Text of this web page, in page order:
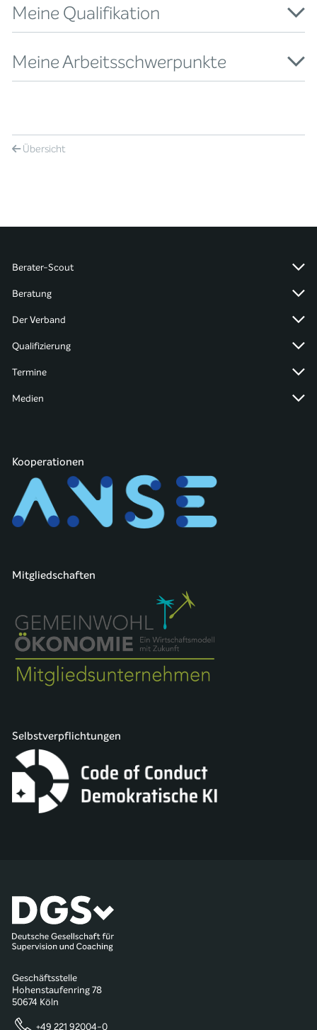
Meine Qualifikation
Meine Arbeitsschwerpunkte
Übersicht
Berater-Scout
Beratung
Der Verband
Qualifizierung
Termine
Medien
Kooperationen
Mitgliedschaften
Selbstverpflichtungen
Geschäftsstelle
Hohenstaufenring 78
50674 Köln
+49 221 92004-0